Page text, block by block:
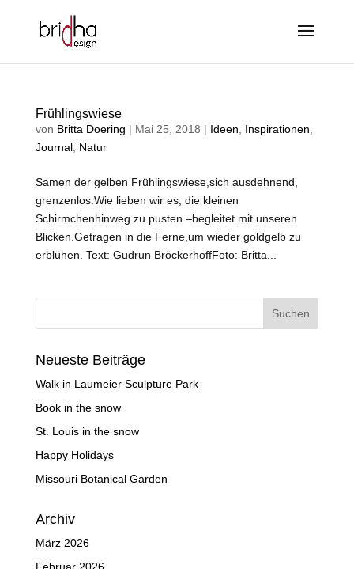
Frühlingswiese
von Britta Doering | Mai 25, 2018 | Ideen Inspirationen
Journal, Natur
Samen der gelben Frühlingswiese,sich ausdehnend,
grenzenlos.Wie lieben wir es, die kleinen
Schirmchenhinweg zu pusten –begleitet mit unseren
Blicken.Getragen in die Ferne,um wieder goldgelb zu
erblühen. Text: Gudrun BröckerhoffFoto: Britta...
Neueste Beiträge
Walk in Laumeier Sculpture Park
Book in the snow
St. Louis in the snow
Happy Holidays
Missouri Botanical Garden
Archiv
März 2026